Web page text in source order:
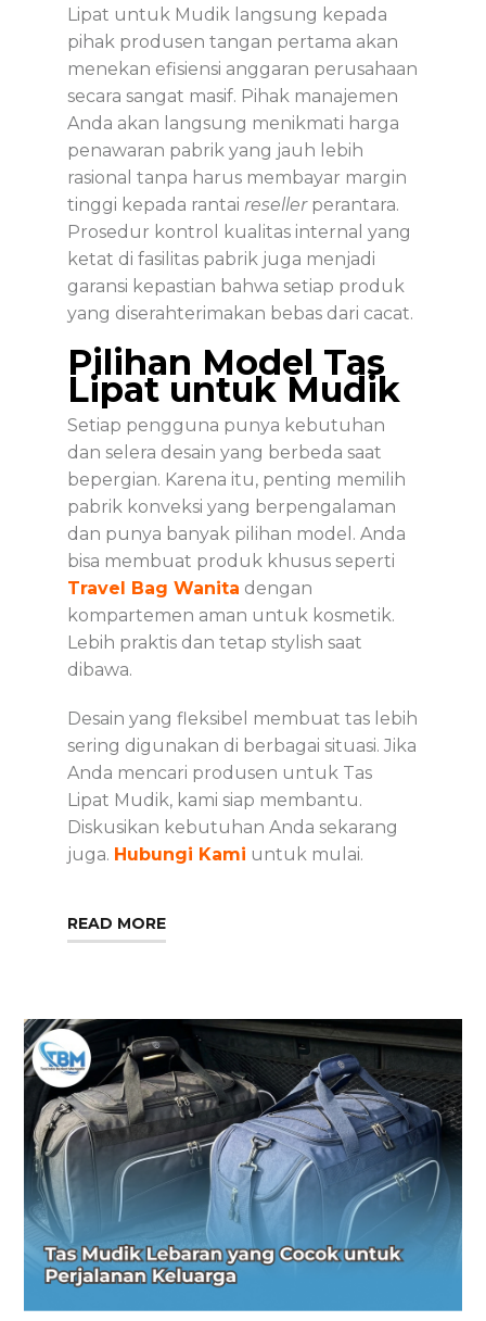
Lipat untuk Mudik langsung kepada
pihak produsen tangan pertama akan
menekan efisiensi anggaran perusahaan
secara sangat masif. Pihak manajemen
Anda akan langsung menikmati harga
penawaran pabrik yang jauh lebih
rasional tanpa harus membayar margin
tinggi kepada rantai resellerperantara.
Prosedur kontrol kualitas internal yang
ketat di fasilitas pabrik juga menjadi
garansi kepastian bahwa setiap produk
yang diserahterimakan bebas dari cacat.
Pilihan Model Tas
Lipat untuk Mudik
Setiap pengguna punya kebutuhan
dan selera desain yang berbeda saat
bepergian. Karena itu, penting memilih
pabrik konveksi yang berpengalaman
dan punya banyak pilihan model. Anda
bisa membuat produk khusus seperti
Travel Bag Wanita dengan
kompartemen aman untuk kosmetik.
Lebih praktis dan tetap stylish saat
dibawa.
Desain yang fleksibel membuat tas lebih
sering digunakan di berbagai situasi. Jika
Anda mencari produsen untuk Tas
Lipat Mudik, kami siap membantu.
Diskusikan kebutuhan Anda sekarang
juga. Hubungi Kami untuk mulai.
READ MORE